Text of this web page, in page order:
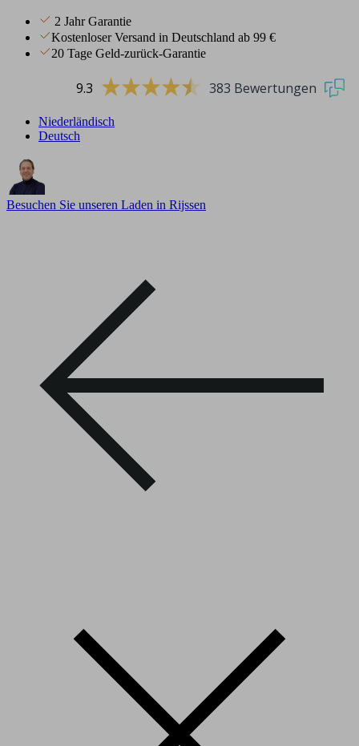
2 Jahr Garantie
Kostenloser Versand in Deutschland ab 99 €
20 Tage Geld-zurück-Garantie
9.3 383 Bewertungen
Niederländisch
Deutsch
Besuchen Sie unseren Laden in Rijssen